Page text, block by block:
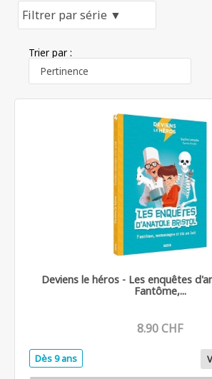
Trier par :
Deviens le héros - Les enquêtes
Fantôme,...
8.90 CHF
Dès 9 ans